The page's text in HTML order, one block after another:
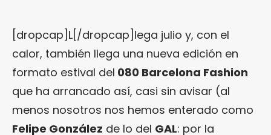
[dropcap]L[/dropcap]lega julio y, con el
calor, también llega una nueva edición en
formato estival del 080 Barcelona Fashion
que ha arrancado así, casi sin avisar (al
menos nosotros nos hemos enterado como
Felipe González de lo del GAL: por la